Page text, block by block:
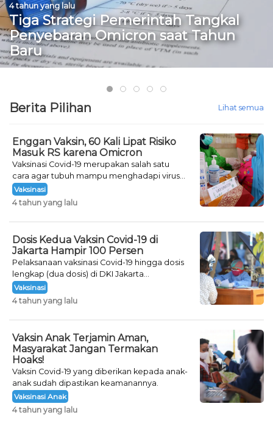
4 tahun yang lalu
Tiga Strategi Pemerintah Tangkal
Penyebaran Omicron saat Tahun
Baru
Berita Pilihan Lihat semua
Enggan Vaksin, 60 Kali Lipat Risiko
Masuk RS karena Omicron
Vaksinasi Covid-19 merupakan salah satu
cara agar tubuh mampu menghadapi virus
Corona.
Vaksinasi
4 tahun yang lalu
Dosis Kedua Vaksin Covid-19 di
Jakarta Hampir 100 Persen
Pelaksanaan vaksinasi Covid-19 hingga dosis
lengkap (dua dosis) di DKI Jakarta
menunjukkan hasil yang maksimal.
Vaksinasi
4 tahun yang lalu
Vaksin Anak Terjamin Aman,
Masyarakat Jangan Termakan
Hoaks!
Vaksin Covid-19 yang diberikan kepada anak-
anak sudah dipastikan keamanannya.
Vaksinasi Anak
4 tahun yang lalu